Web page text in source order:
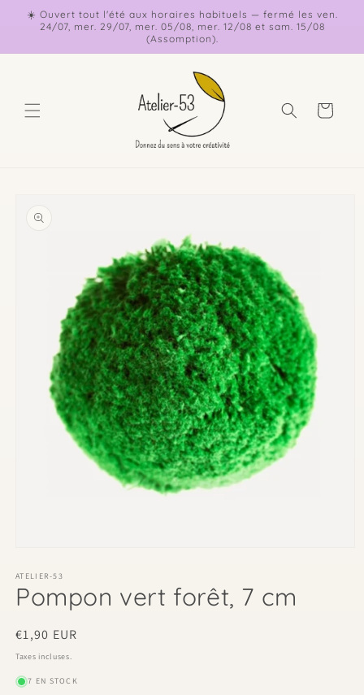
passer
☀️ Ouvert tout l'été aux horaires habituels — fermé les ven.
24/07, mer. 29/07, mer. 05/08, mer. 12/08 et sam. 15/08
(Assomption).
Panier
produits
média
1
dans
modale
ATELIER-53
Pompon vert forêt, 7 cm
Prix
habituel
€1,90 EUR
Taxes incluses.
7 EN STOCK